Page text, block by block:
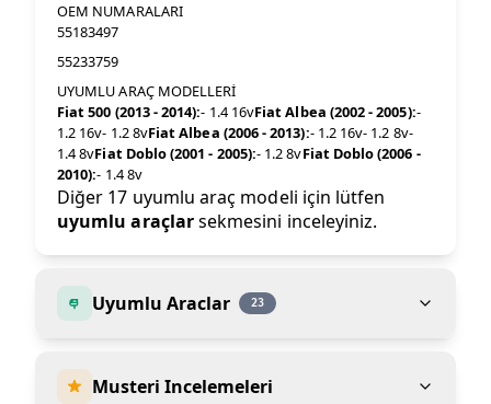
OEM NUMARALARI
55183497
55233759
UYUMLU ARAÇ MODELLERİ
Fiat 500 (2013 - 2014):- 1.4 16vFiat Albea (2002 - 2005):-
1.2 16v- 1.2 8vFiat Albea (2006 - 2013):- 1.2 16v- 1.2 8v-
1.4 8vFiat Doblo (2001 - 2005):- 1.2 8vFiat Doblo (2006 -
2010):- 1.4 8v
Diğer 17 uyumlu araç modeli için lütfen
uyumlu araçlarsekmesini inceleyiniz.
Uyumlu Araclar 23
Musteri Incelemeleri